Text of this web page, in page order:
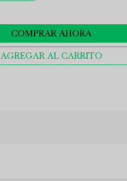
COMPRAR AHORA
AGREGAR AL CARRITO